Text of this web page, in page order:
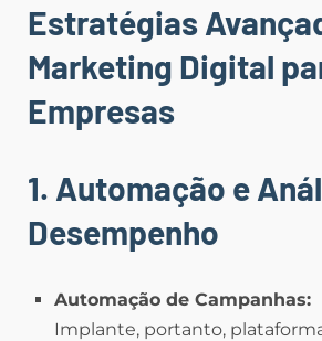
Estratégias
Marketing Digital
Empresas
1. Automação e
Desempenho
Automação de Campanhas:
Implante, portanto,